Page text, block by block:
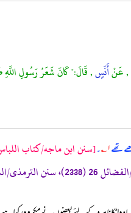
, عَنْأَنَسٍ, قَالَ:" كَانَ شَعَرُ رَسُولِ
تھے۱؎ ۔[سنن ابن ماجه/كتاب اللباس/